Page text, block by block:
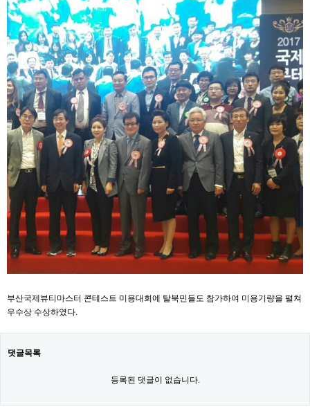
부산국제뷰티마스터 콘테스트 미용대회에 탈북민들도 참가하여 미용기량을 펼쳐
우수상 수상하였다.
댓글목록
등록된 댓글이 없습니다.